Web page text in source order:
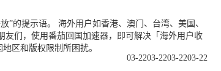
的提示语。 海外用户如香港、澳门、台湾、美国、
们，使用番茄回国加速器，即可解决「海外用户收
区和版权限制所困扰。
03-22
03-22
03-22
03-22